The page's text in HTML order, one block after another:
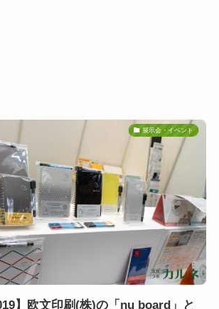
展示会・イベント
】欧文印刷(株)の「nu board」と